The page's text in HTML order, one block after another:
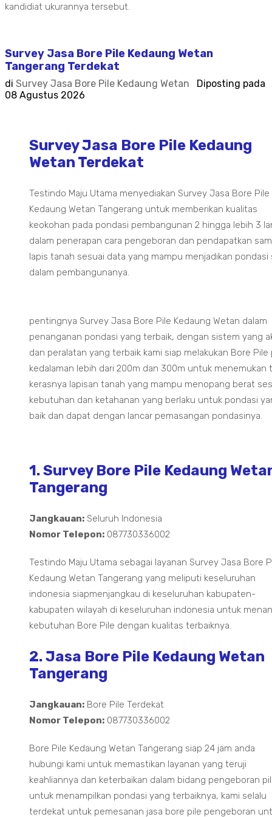
kandidiat ukurannya tersebut.
Survey Jasa Bore Pile Kedaung Wetan
Tangerang Terdekat
di Survey Jasa Bore Pile Kedaung Wetan
Diposting pada
08 Agustus 2026
Survey Jasa Bore Pile Kedaung
Wetan Terdekat
Testindo Maju Utama menyediakan Survey Jasa Bore Pile
Kedaung Wetan Tangerang untuk memberikan kualitas
keokohan pada pondasi pembangunan 2 hingga lebih 3
dalam penerapan cara pengeboran dan pendapatkan
lapis tanah sesuai data yang mampu menjadikan pondasi
dalam pembangunanya.
pentingnya Survey Jasa Bore Pile Kedaung Wetan dalam
penanganan pondasi yang terbaik, dengan sistem yang
dan peralatan yang terbaik kami siap melakukan Bore Pile
kedalaman lebih dari 200m dan 300m untuk menemukan
kerasnya lapisan tanah yang mampu menopang berat
kebutuhan dan ketahanan yang berlaku untuk pondasi
baik dan dapat dengan lancar pemasangan pondasinya.
1. Survey Bore Pile Kedaung
Tangerang
Jangkauan: Seluruh Indonesia
Nomor Telepon: 087730336002
Testindo Maju Utama sebagai layanan Survey Jasa Bore
Kedaung Wetan Tangerang yang meliputi keseluruhan
indonesia siapmenjangkau di keseluruhan kabupaten-
kabupaten wilayah di keseluruhan indonesia untuk
kebutuhan Bore Pile dengan kualitas terbaiknya.
2. Jasa Bore Pile Kedaung Wetan
Tangerang
Jangkauan: Bore Pile Terdekat
Nomor Telepon: 087730336002
Bore Pile Kedaung Wetan Tangerang siap 24 jam anda
hubungi kami untuk memastikan layanan yang teruji
keahliannya dan keterbaikan dalam bidang pengeboran
untuk menampilkan pondasi yang terbaiknya, kami selalu
terdekat untuk pemesanan jasa bore pile pengeboran